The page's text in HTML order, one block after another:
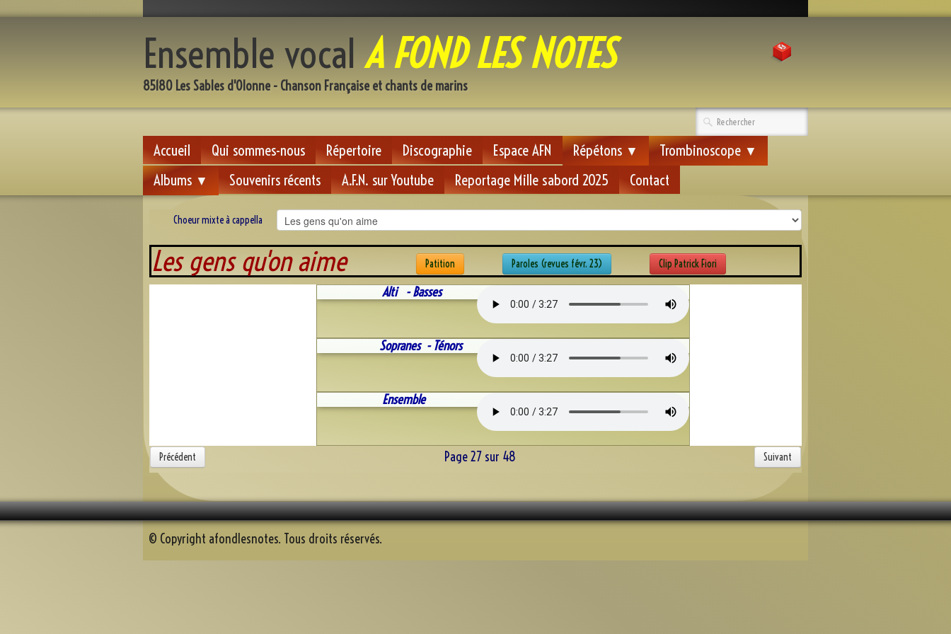
Ensemble vocalA FOND LES NOTES
85180 Les Sables d'Olonne - Chanson Française et chants de marins
Accueil Qui sommes-nous Répertoire Discographie Espace AFN Répétons ▼ Trombinoscope ▼
Albums ▼ Souvenirs récents A.F.N. sur Youtube Reportage Mille sabord 2025 Contact
Choeur mixte à cappella
Les gens qu'on aime Patition Paroles (revues févr. 23) Clip Patrick Fiori
Alti - Basses
Sopranes - Ténors
Ensemble
Précédent Page 27 sur 48 Suivant
© Copyright afondlesnotes. Tous droits réservés.